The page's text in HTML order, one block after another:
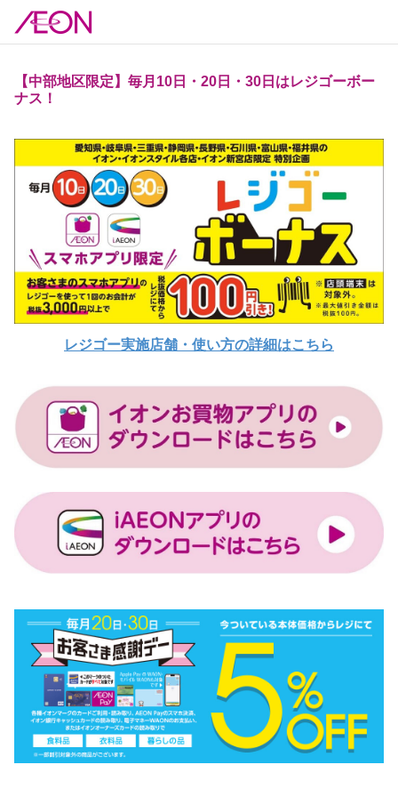
【中部地区限定】毎月10日・20日・30日はレジゴーボー
ナス！
レジゴー実施店舗・使い方の詳細はこちら